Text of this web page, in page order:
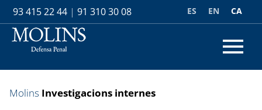
93 415 22 44 | 91 310 30 08 CA
EN
ES
Molins Investigacions internes